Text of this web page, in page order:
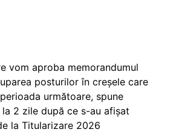
vom aproba memorandumul
posturilor în creșele care
următoare, spune
2 zile după ce s-au afișat
la Titularizare 2026